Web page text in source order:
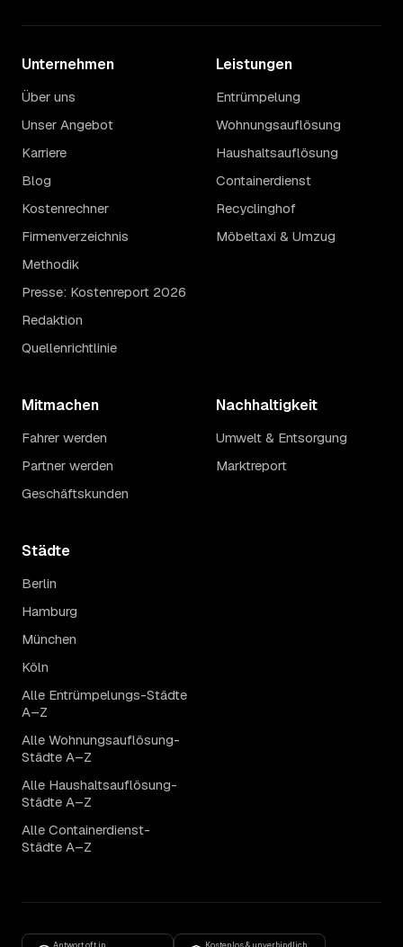
Unternehmen
Über uns
Unser Angebot
Karriere
Blog
Kostenrechner
Firmenverzeichnis
Methodik
Presse: Kostenreport 2026
Redaktion
Quellenrichtlinie
Leistungen
Entrümpelung
Wohnungsauflösung
Haushaltsauflösung
Containerdienst
Recyclinghof
Möbeltaxi & Umzug
Mitmachen
Fahrer werden
Partner werden
Geschäftskunden
Nachhaltigkeit
Umwelt & Entsorgung
Marktreport
Städte
Berlin
Hamburg
München
Köln
Alle Entrümpelungs-Städte
A–Z
Alle Wohnungsauflösung-
Städte A–Z
Alle Haushaltsauflösung-
Städte A–Z
Alle Containerdienst-
Städte A–Z